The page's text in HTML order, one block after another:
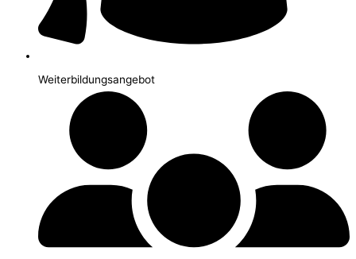
Weiterbildungsangebot